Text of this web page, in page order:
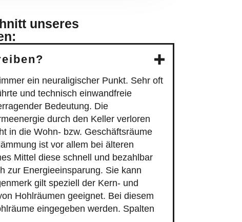
ein neuraligischer Punkt. Sehr oft
Bedeutung. Die
durch den Keller verloren
in die Wohn- bzw. Geschäftsräume
ist vor allem bei älteren
Mittel diese schnell und bezahlbar
Energieeinsparung. Sie kann
gilt speziell der Kern- und
Hohlräumen geeignet. Bei diesem
eingegeben werden. Spalten